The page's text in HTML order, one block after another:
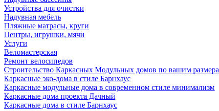
Устройства для очистки
Надувная мебель
Пляжные матрасы, круги
Центры, игрушки, мячи
Услуги
Веломастерская
Ремонт велосипедов
Строительство Каркасных Модульных домов по вашим
Каркасные эко-дома в стиле Барнхаус
Каркасные модульные дома в современном стиле минимализм
Каркасные дома проекта Дачный
Каркасные дома в стиле Барнхаус